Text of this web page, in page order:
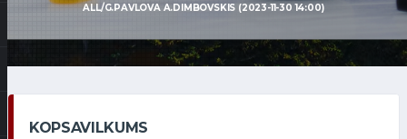
ALL/G.PAVLOVA A.DIMBOVSKIS (2023-11-30 14:00)
KOPSAVILKUMS